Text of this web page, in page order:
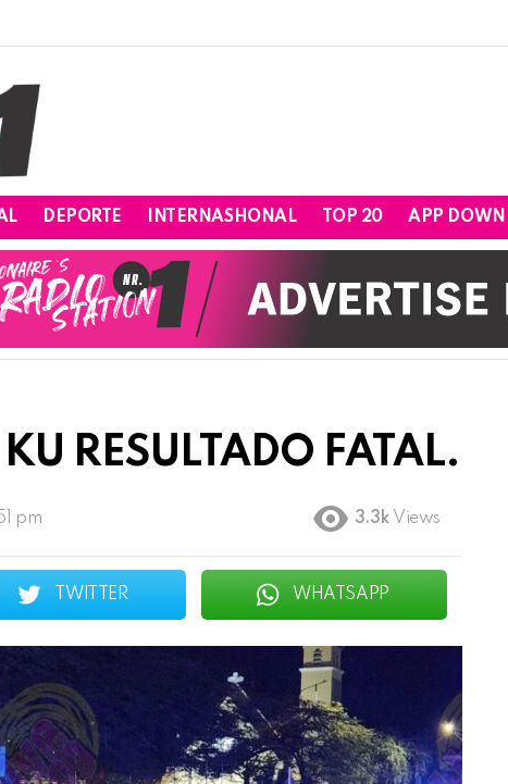
DEPORTE INTERNASHONAL TOP 20 APP
RESULTADO FATAL.
pm 3.3k Views
TWITTER WHATSAPP